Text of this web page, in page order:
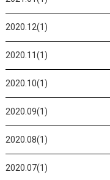
2020.12(1)
2020.11(1)
2020.10(1)
2020.09(1)
2020.08(1)
2020.07(1)